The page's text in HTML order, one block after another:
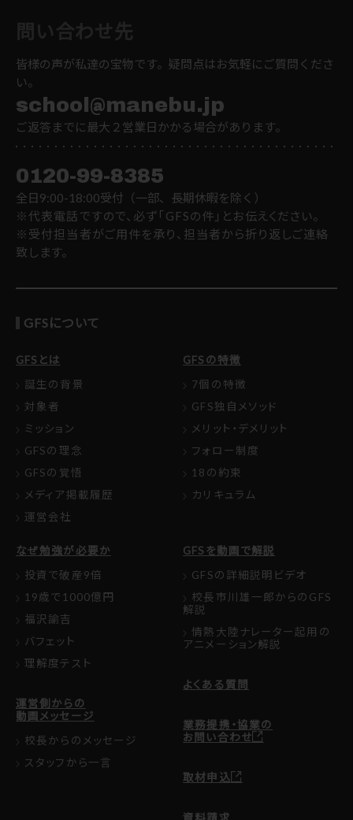
皆様の声が私達の宝物です。疑問点はお気軽にご質問くださ
い。
school@manebu.jp
ご返答までに最大２営業日かかる場合があります。
0120-99-8385
全日9:00-18:00受付（一部、長期休暇を除く）
※代表電話ですので、必ず「GFSの件」とお伝えください。
※受付担当者がご用件を承り、担当者から折り返しご連絡
致します。
GFSについて
GFSとは
誕生の背景
対象者
ミッション
GFSの理念
GFSの覚悟
メディア掲載履歴
運営会社
GFSの特徴
7個の特徴
GFS独自メソッド
メリット・デメリット
フォロー制度
18の約束
カリキュラム
なぜ勉強が必要か
投資で破産9倍
19歳で1000億円
福沢諭吉
バフェット
理解度テスト
運営側からの
動画メッセージ
校長からのメッセージ
スタッフから一言
GFSを動画で解説
GFSの詳細説明ビデオ
校長市川雄一郎からのGFS
解説
情熱大陸ナレーター起用の
アニメーション解説
よくある質問
業務提携・協業の
お問い合わせ
取材申込